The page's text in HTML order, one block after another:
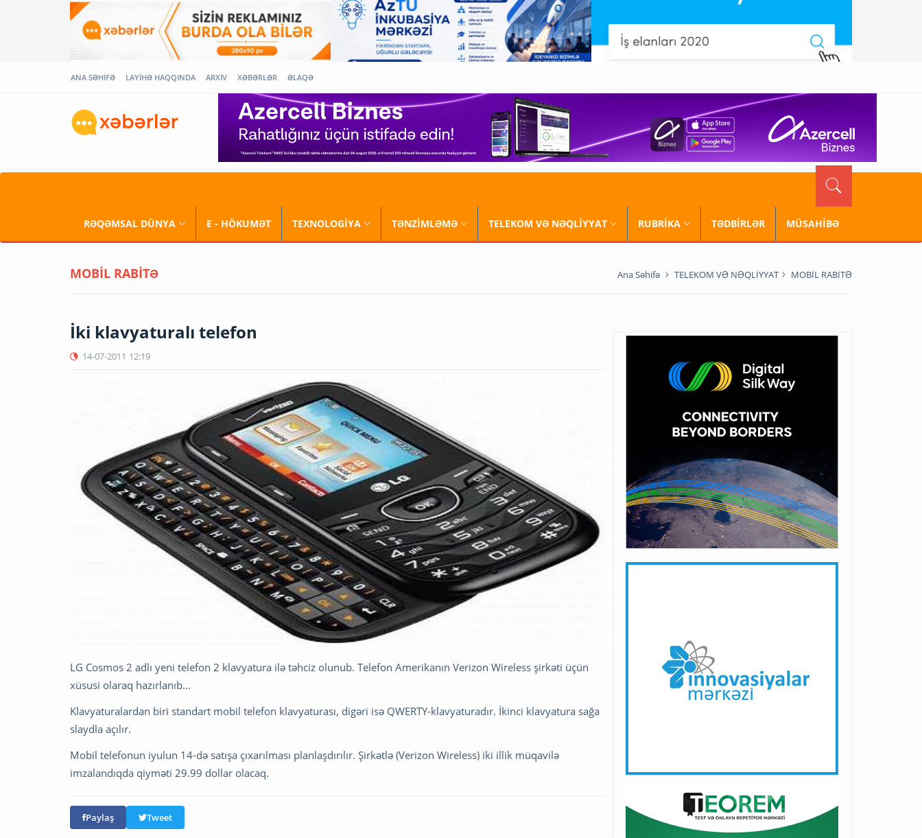
ANA SƏHİFƏ LAYİHƏ HAQQINDA ARXİV XƏBƏRLƏR ƏLAQƏ
RƏQƏMSAL DÜNYA E - HÖKUMƏT TEXNOLOGİYA TƏNZİMLƏMƏ TELEKOM VƏ NƏQLİYYAT RUBRİKA TƏDBİRLƏR MÜSAHİBƏ
MOBİL RABİTƏ Ana Səhifə TELEKOM VƏ NƏQLİYYAT MOBİL RABİTƏ
İki klavyaturalı telefon
14-07-2011 12:19
LG Cosmos 2 adlı yeni telefon 2 klavyatura ilə təhciz olunub. Telefon Amerikanın Verizon Wireless şirkəti üçün
xüsusi olaraq hazırlanıb...
Klavyaturalardan biri standart mobil telefon klavyaturası, digəri isə QWERTY-klavyaturadır. İkinci klavyatura sağa
slaydla açılır.
Mobil telefonun iyulun 14-də satışa çıxarılması planlaşdırılır. Şirkətlə (Verizon Wireless) iki illik müqavilə
imzalandıqda qiyməti 29.99 dollar olacaq.
Paylaş Tweet